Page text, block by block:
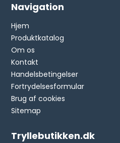
Navigation
Hjem
Produktkatalog
Om os
Kontakt
Handelsbetingelser
Fortrydelsesformular
Brug af cookies
Sitemap
Tryllebutikken.dk